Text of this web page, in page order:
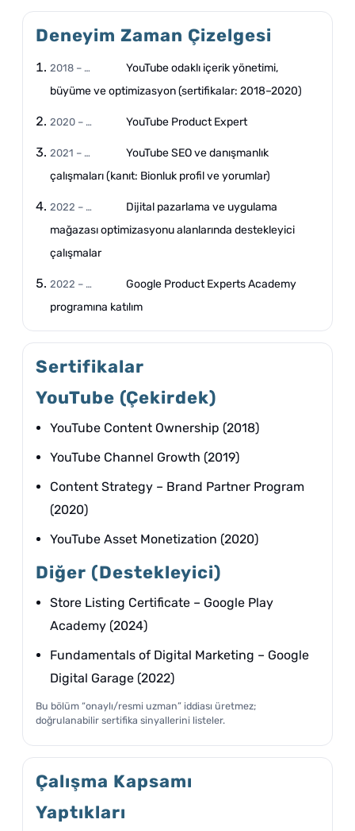
Deneyim Zaman Çizelgesi
2018 – …
YouTube odaklı içerik yönetimi,
büyüme ve optimizasyon (sertifikalar: 2018–2020)
2020 – … YouTube Product Expert
2021 – …
YouTube SEO ve danışmanlık
çalışmaları (kanıt: Bionluk profil ve yorumlar)
2022 – …
Dijital pazarlama ve uygulama
mağazası optimizasyonu alanlarında destekleyici
çalışmalar
2022 – …
Google Product Experts Academy
programına katılım
Sertifikalar
YouTube (Çekirdek)
YouTube Content Ownership (2018)
YouTube Channel Growth (2019)
Content Strategy – Brand Partner Program
(2020)
YouTube Asset Monetization (2020)
Diğer (Destekleyici)
Store Listing Certificate – Google Play
Academy (2024)
Fundamentals of Digital Marketing – Google
Digital Garage (2022)
Bu bölüm “onaylı/resmi uzman” iddiası üretmez;
doğrulanabilir sertifika sinyallerini listeler.
Çalışma Kapsamı
Yaptıkları